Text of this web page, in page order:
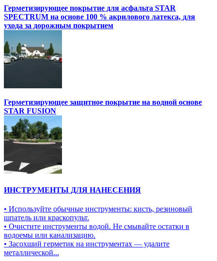
Герметизирующее покрытие для асфальта STAR
SPECTRUM на основе 100 % акрилового латекса, для
ухода за дорожным покрытием
Герметизирующее защитное покрытие на водной основе
STAR FUSION
ИНСТРУМЕНТЫ ДЛЯ НАНЕСЕНИЯ
• Используйте обычные инструменты: кисть, резиновый
шпатель или краскопульт.
• Очистите инструменты водой. Не смывайте остатки в
водоемы или канализацию.
• Засохший герметик на инструментах — удалите
металлической...